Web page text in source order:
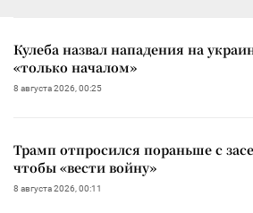
Кулеба назвал нападения на
«только началом»
8 августа 2026, 00:25
Трамп отпросился пораньше с
чтобы «вести войну»
8 августа 2026, 00:11